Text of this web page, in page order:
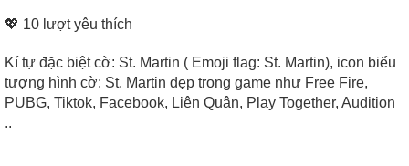
💖 10 lượt yêu thích
Kí tự đặc biệt cờ: St. Martin ( Emoji flag: St. Martin), icon biểu
tượng hình cờ: St. Martin đẹp trong game như Free Fire,
PUBG, Tiktok, Facebook, Liên Quân, Play Together, Audition
..